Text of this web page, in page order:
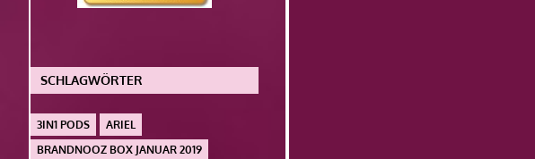
SCHLAGWÖRTER
3IN1 PODS
ARIEL
BRANDNOOZ BOX JANUAR 2019